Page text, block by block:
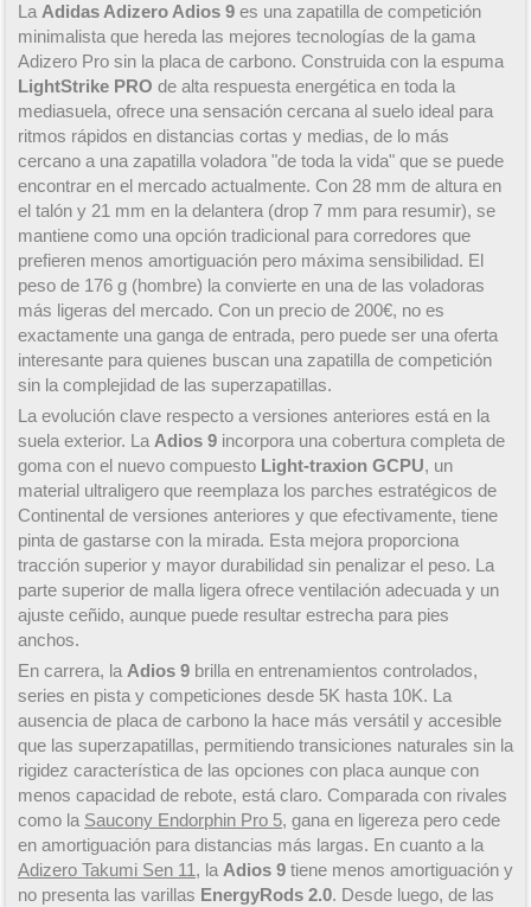
La Adidas Adizero Adios 9 es una zapatilla de competición
minimalista que hereda las mejores tecnologías de la gama
Adizero Pro sin la placa de carbono. Construida con la espuma
LightStrike PRO de alta respuesta energética en toda la
mediasuela, ofrece una sensación cercana al suelo ideal para
ritmos rápidos en distancias cortas y medias, de lo más
cercano a una zapatilla voladora "de toda la vida" que se puede
encontrar en el mercado actualmente. Con 28 mm de altura en
el talón y 21 mm en la delantera (drop 7 mm para resumir), se
mantiene como una opción tradicional para corredores que
prefieren menos amortiguación pero máxima sensibilidad. El
peso de 176 g (hombre) la convierte en una de las voladoras
más ligeras del mercado. Con un precio de 200€, no es
exactamente una ganga de entrada, pero puede ser una oferta
interesante para quienes buscan una zapatilla de competición
sin la complejidad de las superzapatillas.
La evolución clave respecto a versiones anteriores está en la
suela exterior. La Adios 9 incorpora una cobertura completa de
goma con el nuevo compuesto Light-traxion GCPU, un
material ultraligero que reemplaza los parches estratégicos de
Continental de versiones anteriores y que efectivamente, tiene
pinta de gastarse con la mirada. Esta mejora proporciona
tracción superior y mayor durabilidad sin penalizar el peso. La
parte superior de malla ligera ofrece ventilación adecuada y un
ajuste ceñido, aunque puede resultar estrecha para pies
anchos.
En carrera, la Adios 9 brilla en entrenamientos controlados,
series en pista y competiciones desde 5K hasta 10K. La
ausencia de placa de carbono la hace más versátil y accesible
que las superzapatillas, permitiendo transiciones naturales sin la
rigidez característica de las opciones con placa aunque con
menos capacidad de rebote, está claro. Comparada con rivales
como la Saucony Endorphin Pro 5, gana en ligereza pero cede
en amortiguación para distancias más largas. En cuanto a la
Adizero Takumi Sen 11 , la Adios 9 tiene menos amortiguación y
no presenta las varillas EnergyRods 2.0. Desde luego, de las